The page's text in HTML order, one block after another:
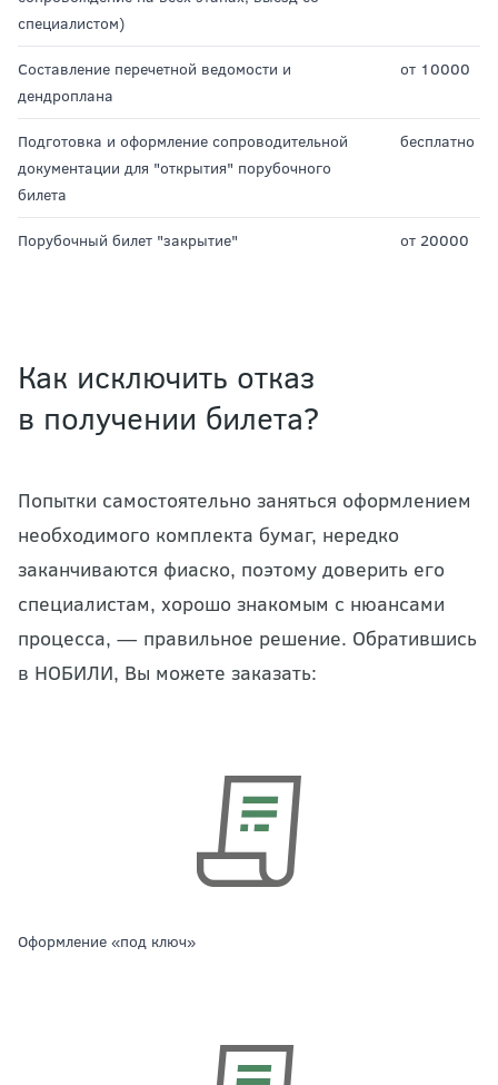
специалистом)
Составление перечетной ведомости и
дендроплана
от 10000
Подготовка и оформление сопроводительной
документации для "открытия" порубочного
билета
бесплатно
Порубочный билет "закрытие" от 20000
Как исключить отказ
в получении билета?
Попытки самостоятельно заняться оформлением
необходимого комплекта бумаг, нередко
заканчиваются фиаско, поэтому доверить его
специалистам, хорошо знакомым с нюансами
процесса, — правильное решение. Обратившись
в НОБИЛИ, Вы можете заказать:
Оформление «под ключ»